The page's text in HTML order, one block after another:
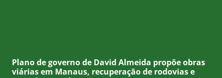
Plano de governo de David Almeida propõe obras
viárias em Manaus, recuperação de rodovias e